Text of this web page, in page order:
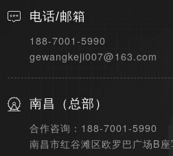
电话/邮箱
188-7001-5990
gewangkeji007@163.com
南昌（总部）
合作咨询：188-7001-5990
南昌市红谷滩区欧罗巴广场B